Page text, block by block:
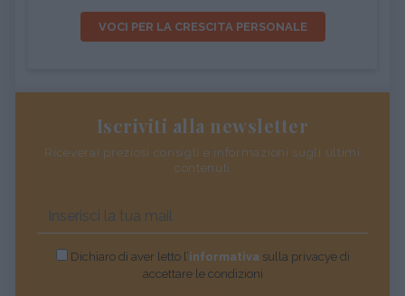
VOCI PER LA CRESCITA PERSONALE
Iscriviti alla newsletter
Riceverai preziosi consigli e informazioni sugli ultimi
contenuti
Dichiaro di aver letto l’informativasulla privacye di
accettare le condizioni